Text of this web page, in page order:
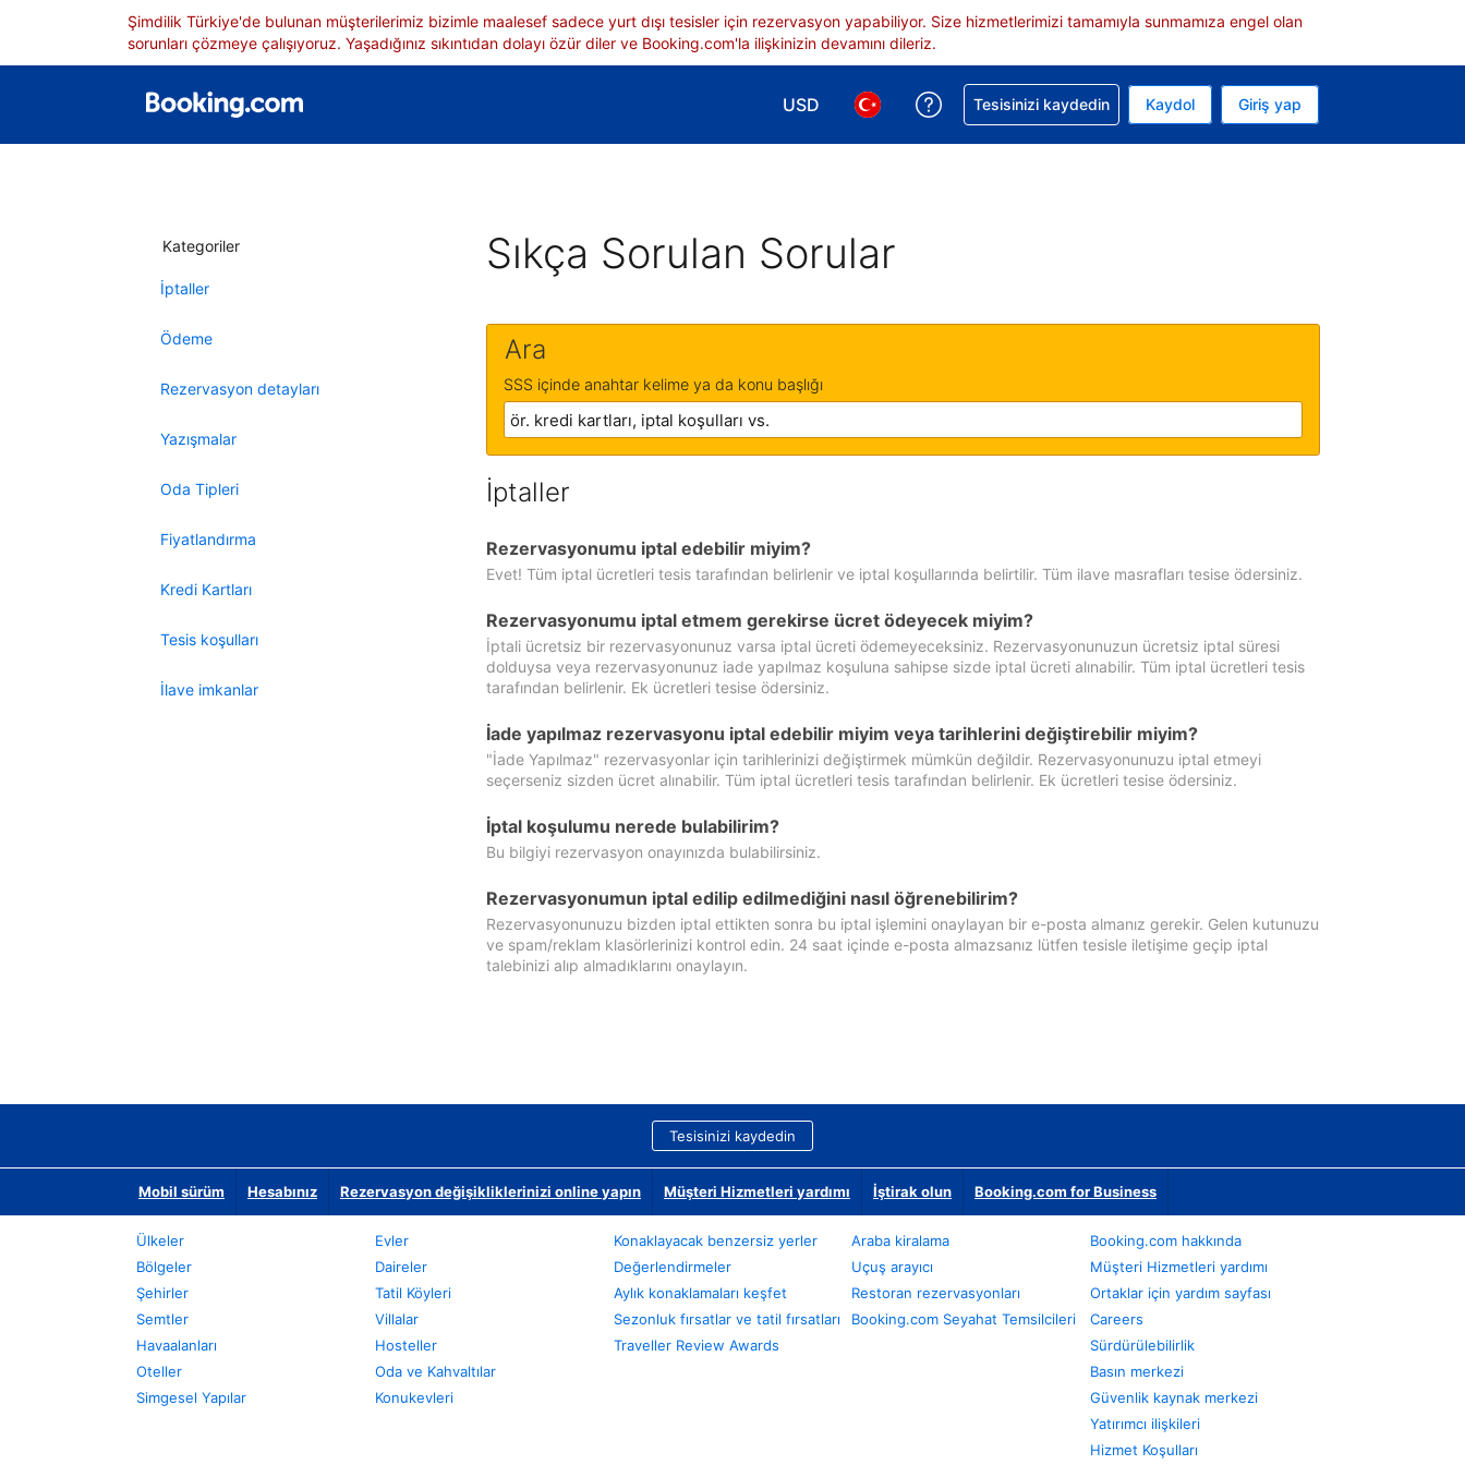
Şimdilik Türkiye'de bulunan müşterilerimiz bizimle maalesef sadece yurt dışı tesisler için rezervasyon yapabiliyor. Size hizmetlerimizi tamamıyla sunmamıza engel olan
sorunları çözmeye çalışıyoruz. Yaşadığınız sıkıntıdan dolayı özür diler ve Booking.com'la ilişkinizin devamını dileriz.
USD
Para birimi seçimi yap. Mevcut para biriminiz ABD doları
Dil seçimi yap. Mevcut diliniz Türkçe
Rezervasyonunuzla ilgili yardım alın
Tesisinizi kaydedin Kaydol Giriş yap
Kategoriler
İptaller
Ödeme
Rezervasyon detayları
Yazışmalar
Oda Tipleri
Fiyatlandırma
Kredi Kartları
Tesis koşulları
İlave imkanlar
Sıkça Sorulan Sorular
Ara
SSS içinde anahtar kelime ya da konu başlığı
İptaller
Rezervasyonumu iptal edebilir miyim?
Evet! Tüm iptal ücretleri tesis tarafından belirlenir ve iptal koşullarında belirtilir. Tüm ilave masrafları tesise ödersiniz.
Rezervasyonumu iptal etmem gerekirse ücret ödeyecek miyim?
İptali ücretsiz bir rezervasyonunuz varsa iptal ücreti ödemeyeceksiniz. Rezervasyonunuzun ücretsiz iptal süresi
dolduysa veya rezervasyonunuz iade yapılmaz koşuluna sahipse sizde iptal ücreti alınabilir. Tüm iptal ücretleri tesis
tarafından belirlenir. Ek ücretleri tesise ödersiniz.
İade yapılmaz rezervasyonu iptal edebilir miyim veya tarihlerini değiştirebilir miyim?
"İade Yapılmaz" rezervasyonlar için tarihlerinizi değiştirmek mümkün değildir. Rezervasyonunuzu iptal etmeyi
seçerseniz sizden ücret alınabilir. Tüm iptal ücretleri tesis tarafından belirlenir. Ek ücretleri tesise ödersiniz.
İptal koşulumu nerede bulabilirim?
Bu bilgiyi rezervasyon onayınızda bulabilirsiniz.
Rezervasyonumun iptal edilip edilmediğini nasıl öğrenebilirim?
Rezervasyonunuzu bizden iptal ettikten sonra bu iptal işlemini onaylayan bir e-posta almanız gerekir. Gelen kutunuzu
ve spam/reklam klasörlerinizi kontrol edin. 24 saat içinde e-posta almazsanız lütfen tesisle iletişime geçip iptal
talebinizi alıp almadıklarını onaylayın.
Tesisinizi kaydedin
Mobil sürüm Hesabınız Rezervasyon değişikliklerinizi online yapın Müşteri Hizmetleri yardımı İştirak olun Booking.com for Business
Ülkeler
Bölgeler
Şehirler
Semtler
Havaalanları
Oteller
Simgesel Yapılar
Evler
Daireler
Tatil Köyleri
Villalar
Hosteller
Oda ve Kahvaltılar
Konukevleri
Konaklayacak benzersiz yerler
Değerlendirmeler
Aylık konaklamaları keşfet
Sezonluk fırsatlar ve tatil fırsatları
Traveller Review Awards
Araba kiralama
Uçuş arayıcı
Restoran rezervasyonları
Booking.com Seyahat Temsilcileri
Booking.com hakkında
Müşteri Hizmetleri yardımı
Ortaklar için yardım sayfası
Careers
Sürdürülebilirlik
Basın merkezi
Güvenlik kaynak merkezi
Yatırımcı ilişkileri
Hizmet Koşulları